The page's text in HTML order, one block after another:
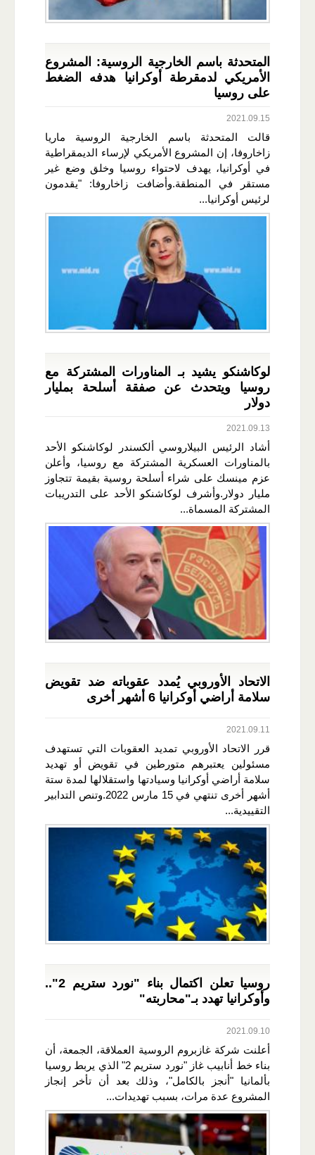
المتحدثة باسم الخارجية الروسية: المشروع
الأمريكي لدمقرطة أوكرانيا هدفه الضغط
على روسيا
2021.09.15
قالت المتحدثة باسم الخارجية الروسية ماريا
زاخاروفا، إن المشروع الأمريكي لإرساء الديمقراطية
في أوكرانيا، يهدف لاحتواء روسيا وخلق وضع غير
مستقر في المنطقة.وأضافت زاخاروفا: "يقدمون
لرئيس أوكرانيا...
لوكاشنكو يشيد بـ المناورات المشتركة مع
روسيا ويتحدث عن صفقة أسلحة بمليار
دولار
2021.09.13
أشاد الرئيس البيلاروسي ألكسندر لوكاشنكو الأحد
بالمناورات العسكرية المشتركة مع روسيا، وأعلن
عزم مينسك على شراء أسلحة روسية بقيمة تتجاوز
مليار دولار.وأشرف لوكاشنكو الأحد على التدريبات
المشتركة المسماة...
الاتحاد الأوروبي يُمدد عقوباته ضد تقويض
سلامة أراضي أوكرانيا 6 أشهر أخرى
2021.09.11
قرر الاتحاد الأوروبي تمديد العقوبات التي تستهدف
مسئولين يعتبرهم متورطين في تقويض أو تهديد
سلامة أراضي أوكرانيا وسيادتها واستقلالها لمدة ستة
أشهر أخرى تنتهي في 15 مارس 2022.وتنص التدابير
التقييدية...
روسيا تعلن اكتمال بناء "نورد ستريم 2"..
وأوكرانيا تهدد بـ"محاربته"
2021.09.10
أعلنت شركة غازبروم الروسية العملاقة، الجمعة، أن
بناء خط أنابيب غاز "نورد ستريم 2" الذي يربط روسيا
بألمانيا "أنجز بالكامل"، وذلك بعد أن تأخر إنجاز
المشروع عدة مرات، بسبب تهديدات...